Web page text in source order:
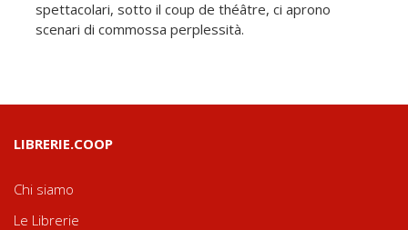
spettacolari, sotto il coup de théâtre, ci aprono
scenari di commossa perplessità.
LIBRERIE.COOP
Chi siamo
Le Librerie